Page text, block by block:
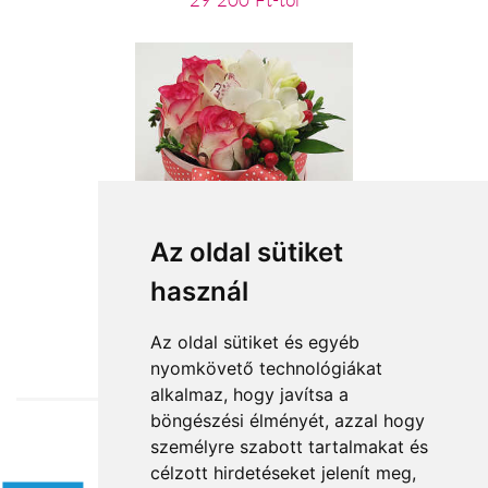
Az oldal sütiket
használ
Az oldal sütiket és egyéb
nyomkövető technológiákat
alkalmaz, hogy javítsa a
böngészési élményét, azzal hogy
személyre szabott tartalmakat és
célzott hirdetéseket jelenít meg,
Titkos szelence
Elfogadott fizetési módok